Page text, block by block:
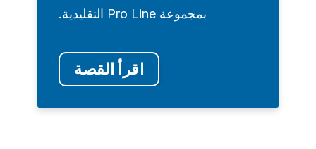
بمجموعة Pro Line التقليدية.
اقرأ القصة